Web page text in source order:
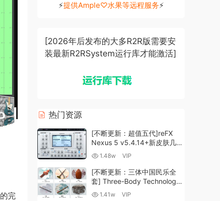
完
⚡提供Ample♡水果等远程服务⚡
[2026年后发布的大多R2R版需要安
装最新R2RSystem运行库才能激活]
热门资源
[不断更新：超值五代]reFX
Nexus 5 v5.4.14+新皮肤几十
套+原厂+全套扩展+教程
1.48w VIP
[不断更新：三体中国民乐全
套] Three-Body Technology-
R2R [WiN, MacOSX]
1.41w VIP